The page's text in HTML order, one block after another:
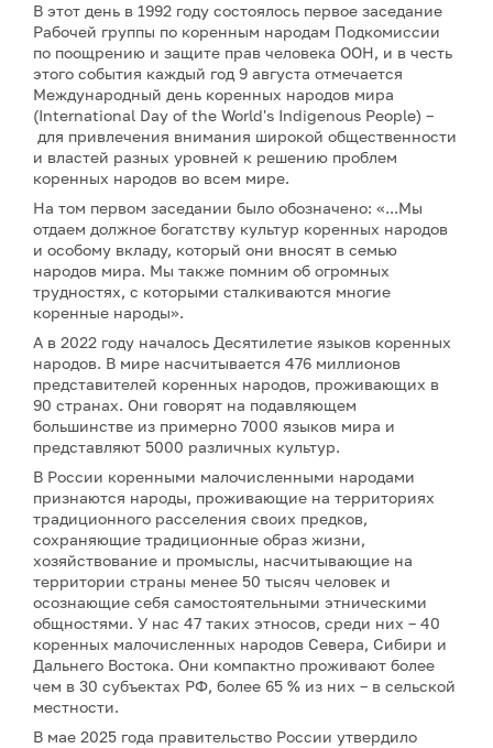
В этот день в 1992 году состоялось первое заседание
Рабочей группы по коренным народам Подкомиссии
по поощрению и защите прав человека ООН, и в честь
этого события каждый год 9 августа отмечается
Международный день коренных народов мира
(International Day of the World's Indigenous People) –
для привлечения внимания широкой общественности
и властей разных уровней к решению проблем
коренных народов во всем мире.
На том первом заседании было обозначено: «...Мы
отдаем должное богатству культур коренных народов
и особому вкладу, который они вносят в семью
народов мира. Мы также помним об огромных
трудностях, с которыми сталкиваются многие
коренные народы».
А в 2022 году началось Десятилетие языков коренных
народов. В мире насчитывается 476 миллионов
представителей коренных народов, проживающих в
90 странах. Они говорят на подавляющем
большинстве из примерно 7000 языков мира и
представляют 5000 различных культур.
В России коренными малочисленными народами
признаются народы, проживающие на территориях
традиционного расселения своих предков,
сохраняющие традиционные образ жизни,
хозяйствование и промыслы, насчитывающие на
территории страны менее 50 тысяч человек и
осознающие себя самостоятельными этническими
общностями. У нас 47 таких этносов, среди них – 40
коренных малочисленных народов Севера, Сибири и
Дальнего Востока. Они компактно проживают более
чем в 30 субъектах РФ, более 65 % из них – в сельской
местности.
В мае 2025 года правительство России утвердило